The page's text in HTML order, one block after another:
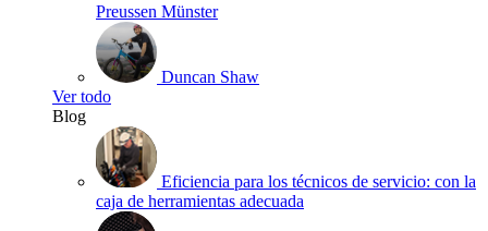
Preussen Münster
Duncan Shaw
Ver todo
Blog
Eficiencia para los técnicos de servicio: con la
caja de herramientas adecuada